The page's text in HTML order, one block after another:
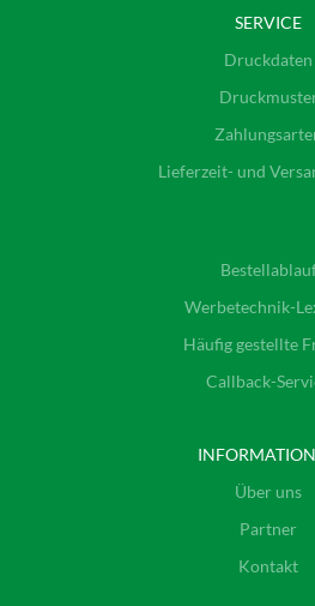
SERVICE
Druckdaten
Lieferzeit- und
Werbetechnik-
Häufig gestellte
Callback-
Über uns
Partner
Kontakt